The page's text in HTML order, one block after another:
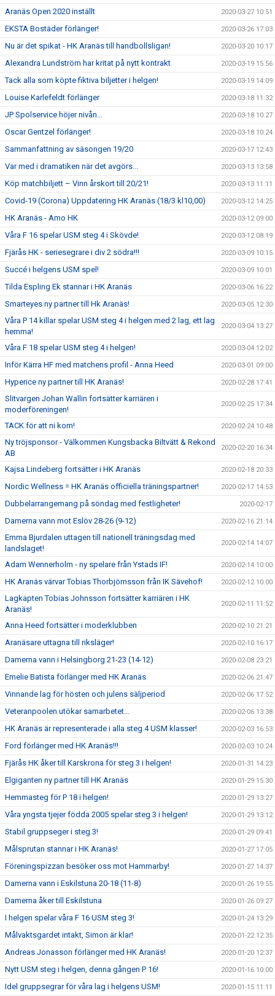
Aranäs Open 2020 inställt 2020-03-27 10:51
EKSTA Bostäder förlänger! 2020-03-26 17:03
Nu är det spikat - HK Aranäs till handbollsligan! 2020-03-20 10:17
Alexandra Lundström har kritat på nytt kontrakt 2020-03-19 15:56
Tack alla som köpte fiktiva biljetter i helgen! 2020-03-19 14:09
Louise Karlefeldt förlänger 2020-03-18 11:32
JP Spolservice höjer nivån... 2020-03-18 10:27
Oscar Gentzel förlänger! 2020-03-18 10:24
Sammanfattning av säsongen 19/20 2020-03-17 12:43
Var med i dramatiken när det avgörs... 2020-03-13 13:58
Köp matchbiljett – Vinn årskort till 20/21! 2020-03-13 11:11
Covid-19 (Corona) Uppdatering HK Aranäs (18/3 kl10,00) 2020-03-12 14:25
HK Aranäs - Amo HK 2020-03-12 09:00
Våra F 16 spelar USM steg 4 i Skövde! 2020-03-12 08:19
Fjärås HK - seriesegrare i div 2 södra!!! 2020-03-09 10:15
Succé i helgens USM spel! 2020-03-09 10:01
Tilda Espling Ek stannar i HK Aranäs 2020-03-06 16:22
Smarteyes ny partner till Hk Aranäs! 2020-03-05 12:30
Våra P 14 killar spelar USM steg 4 i helgen med 2 lag, ett lag
hemma!
2020-03-04 13:27
Våra F 18 spelar USM steg 4 i helgen! 2020-03-04 12:02
Inför Kärra HF med matchens profil - Anna Heed 2020-03-01 09:00
Hyperice ny partner till HK Aranäs! 2020-02-28 17:41
Slitvargen Johan Wallin fortsätter karriären i
moderföreningen!
2020-02-25 17:34
TACK för att ni kom! 2020-02-24 10:48
Ny tröjsponsor - Välkommen Kungsbacka Biltvätt & Rekond
AB
2020-02-20 16:34
Kajsa Lindeberg fortsätter i HK Aranäs 2020-02-18 20:33
Nordic Wellness = HK Aranäs officiella träningspartner! 2020-02-17 14:53
Dubbelarrangemang på söndag med festligheter! 2020-02-17
Damerna vann mot Eslöv 28-26 (9-12) 2020-02-16 21:14
Emma Bjurdalen uttagen till nationell träningsdag med
landslaget!
2020-02-14 14:07
Adam Wennerholm - ny spelare från Ystads IF! 2020-02-14 10:00
HK Aranäs värvar Tobias Thorbjörnsson från IK Sävehof! 2020-02-12 10:00
Lagkapten Tobias Johnsson fortsätter karriären i HK
Aranäs!
2020-02-11 11:52
Anna Heed fortsätter i moderklubben 2020-02-10 21:21
Aranäsare uttagna till riksläger! 2020-02-10 16:17
Damerna vann i Helsingborg 21-23 (14-12) 2020-02-08 23:21
Emelie Batista förlänger med HK Aranäs 2020-02-06 21:47
Vinnande lag för hösten och julens säljperiod 2020-02-06 17:52
Veteranpoolen utökar samarbetet... 2020-02-06 13:38
HK Aranäs är representerade i alla steg 4 USM klasser! 2020-02-03 16:53
Ford förlänger med HK Aranäs!!! 2020-02-03 10:24
Fjärås HK åker till Karskrona för steg 3 i helgen! 2020-01-31 14:23
Elgiganten ny partner till HK Aranäs 2020-01-29 15:30
Hemmasteg för P 18 i helgen! 2020-01-29 13:27
Våra yngsta tjejer födda 2005 spelar steg 3 i helgen! 2020-01-29 13:12
Stabil gruppseger i steg 3! 2020-01-29 09:41
Målsprutan stannar i HK Aranäs! 2020-01-27 17:05
Föreningspizzan besöker oss mot Hammarby! 2020-01-27 14:37
Damerna vann i Eskilstuna 20-18 (11-8) 2020-01-26 19:55
Damerna åker till Eskilstuna 2020-01-26 09:27
I helgen spelar våra F 16 USM steg 3! 2020-01-24 13:29
Målvaktsgardet intakt, Simon är klar! 2020-01-22 12:35
Andreas Jonasson förlänger med HK Aranäs! 2020-01-20 12:37
Nytt USM steg i helgen, denna gången P 16! 2020-01-16 10:00
Idel gruppsegrar för våra lag i helgens USM! 2020-01-15 11:11